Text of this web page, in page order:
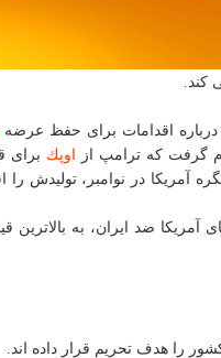
كند.
اقدامات برای حفظ عرضه
گرفت كه ترامپ از
اوپك برای
آمریكا در نوامبر، تولیدش را
ضد ایران، به بالاترین
را هدف تحریم قرار داده اند.